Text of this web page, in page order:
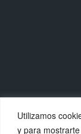
Utilizamos
y para